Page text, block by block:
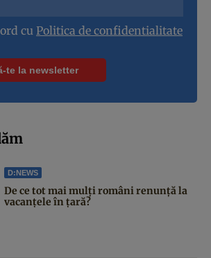
cu Politica de confidentialitate
D:NEWS
De ce tot mai mulți români renunță la
vacanțele în țară?